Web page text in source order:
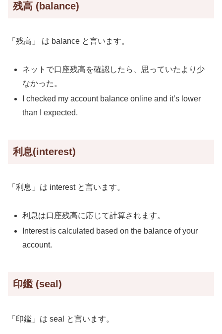
残高 (balance)
「残高」 は balance と言います。
ネットで口座残高を確認したら、思っていたより少
なかった。
I checked my account balance online and it’s lower
than I expected.
利息(interest)
「利息」は interest と言います。
利息は口座残高に応じて計算されます。
Interest is calculated based on the balance of your
account.
印鑑 (seal)
「印鑑」は seal と言います。